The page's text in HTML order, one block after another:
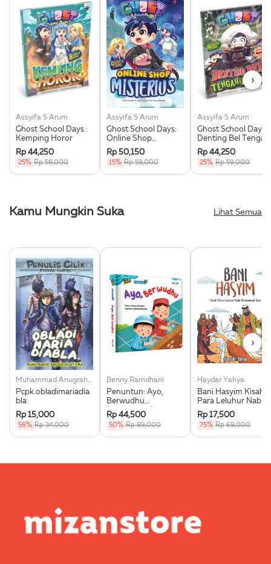
Assyifa S Arum
Ghost School Days :
Kemping Horor
Rp 44,250
25% Rp 59,000
Assyifa S Arum
Ghost School Days:
Online Shop
Misterius Rpl Ke-2
Rp 50,150
15% Rp 59,000
Assyifa S Arum
Ghost School Days :
Denting Bel Tengah
Malam Rpl Ke-2
Rp 44,250
25% Rp 59,000
›
Kamu Mungkin Suka Lihat Semua
Muhammad Anugrah Utama
Pcpk.obladimariadia
bla
Rp 15,000
56% Rp 34,000
Benny Ramdhani
Penuntun: Ayo,
Berwudhu
(Boardbook)
Rp 44,500
50% Rp 89,000
Haydar Yahya
Bani Hasyim Kisah
Para Leluhur Nabi
Muhammad Saw.
Rp 17,500
75% Rp 69,000
›